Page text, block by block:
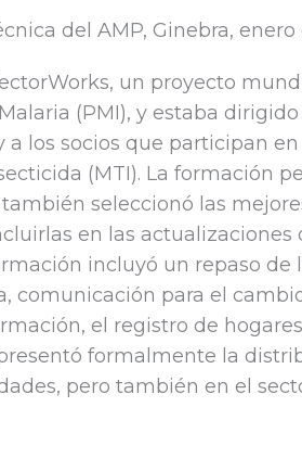
del AMP, Ginebra, enero
un proyecto
(PMI), y estaba
los socios que participan
(MTI). La formación
seleccionó las
en las
incluyó un repaso de
comunicación para el
el registro de
formalmente la
pero también en el